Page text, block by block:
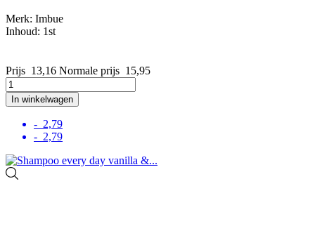
Merk: Imbue
Inhoud: 1st
Prijs 13,16 Normale prijs 15,95
In winkelwagen
- 2,79
- 2,79